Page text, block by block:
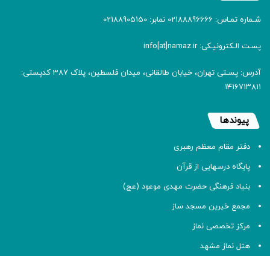
شـماره تمـاس: 02188896666 نمابر: 02188905150
پسـت الـکترونیـکی: info[at]namaz.ir
آدرس: پسـتی تهران، خیابان طالقانی، میدان فلسطین، پلاک 387 کدپستی:
۱۴۱۶۷۱۳۸۱۱
پیوندها
دفتر مقام معظم رهبری
پایگاه درسهایی از قرآن
بنیاد فرهنگی حضرت مهدی موعود (عج)
مجمع خیرین مسجد ساز
مرکز تخصصی نماز
هتل نماز مشهد